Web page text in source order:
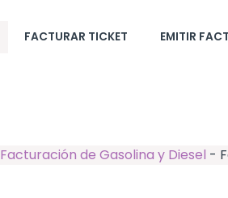
FACTURAR TICKET EMITIR
Facturación de Gasolina y Diesel -